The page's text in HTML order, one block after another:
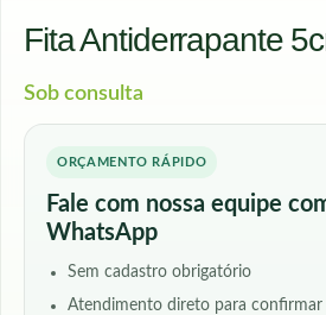
Fita Antiderrapante
Sob consulta
ORÇAMENTO RÁPIDO
Fale com nossa equipe
WhatsApp
Sem cadastro obrigatório
Atendimento direto para confirmar